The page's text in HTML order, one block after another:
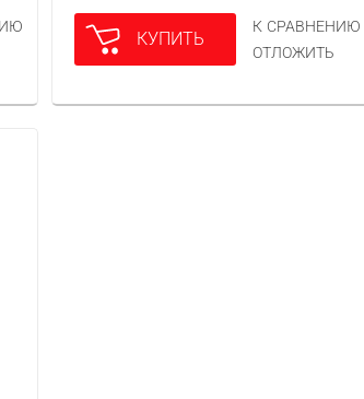
КУПИТЬ
К СРАВНЕНИЮ
ОТЛОЖИТЬ